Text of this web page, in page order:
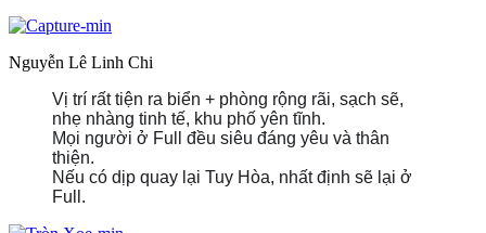
fvA");">
❤️
fvA");">
Nguyễn Lê Linh Chi
Vị trí rất tiện ra biển + phòng rộng rãi, sạch sẽ,
nhẹ nhàng tinh tế, khu phố yên tĩnh.
Mọi người ở Full đều siêu đáng yêu và thân
thiện.
Nếu có dịp quay lại Tuy Hòa, nhất định sẽ lại ở
Full.